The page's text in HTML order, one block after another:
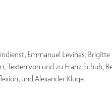
Emmanuel Levinas,
von und zu Franz Schuh,
und Alexander Kluge.